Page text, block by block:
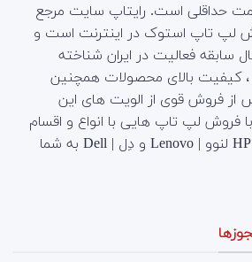
حداقلی است. رایتاپ سایت مرجع
لپ تاپ استوک در اینترنت است و
بیش از 10 سال سابقه فعالیت در ایران شناخته
کیفیت بالای محصولات همچنین
فروش قوی از الویت های این
فروش لپ تاپ هایی با انواع و اقسام
برندهایی نظیر اچ پی | HP لنوو | Lenovo و دِل | Dell به شما